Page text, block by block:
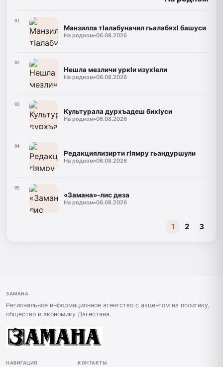
01
Манзилла тIалабуначил гьалабяхI башуси
На родном•06.08.2026
02
Нешла мезличи уркIи изухIели
На родном•06.08.2026
03
Культурала дурхъадеш бихIуси
На родном•06.08.2026
04
Редакциялизирти гIямру гьандуршули
На родном•06.08.2026
05
«Замана»-лис деза
На родном•06.08.2026
1 2 3
ЗАМАНА
Региональное информационное агентство с акцентом на политику,
общество и экономику Дагестана.
НАВИГАЦИЯ КОНТАКТЫ